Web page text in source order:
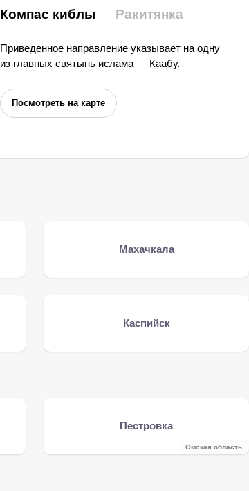
Компас киблы Ракитянка
Приведенное направление указывает на одну
из главных святынь ислама — Каабу.
Посмотреть на карте
Махачкала
Каспийск
Пестровка
Омская область